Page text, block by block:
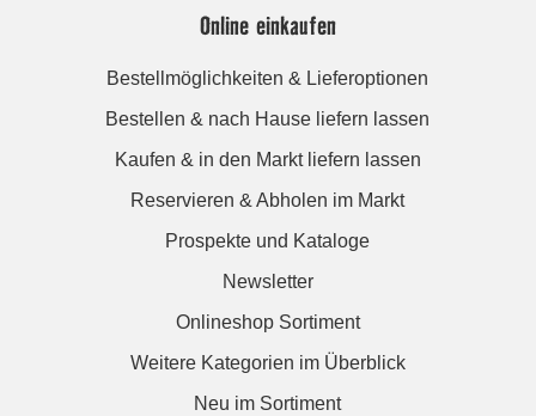
Online einkaufen
Bestellmöglichkeiten & Lieferoptionen
Bestellen & nach Hause liefern lassen
Kaufen & in den Markt liefern lassen
Reservieren & Abholen im Markt
Prospekte und Kataloge
Newsletter
Onlineshop Sortiment
Weitere Kategorien im Überblick
Neu im Sortiment